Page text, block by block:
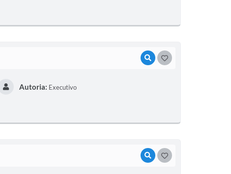
VISUALIZAR
Autoria: Executivo
VISUALIZAR